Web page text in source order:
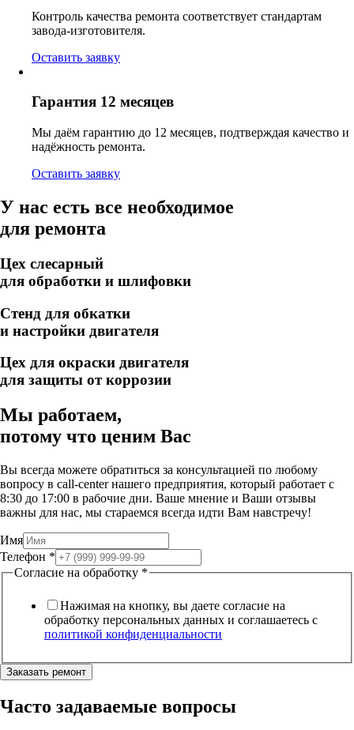
Контроль качества ремонта соответствует стандартам
завода-изготовителя.
Оставить заявку
Гарантия 12 месяцев
Мы даём гарантию до 12 месяцев, подтверждая качество и
надёжность ремонта.
Оставить заявку
У нас есть все необходимое
для ремонта
Цех слесарный
для обработки и шлифовки
Стенд для обкатки
и настройки двигателя
Цех для окраски двигателя
для защиты от коррозии
Мы работаем,
потому что ценим Вас
Вы всегда можете обратиться за консультацией по любому
вопросу в call-center нашего предприятия, который работает c
8:30 до 17:00 в рабочие дни. Ваше мнение и Ваши отзывы
важны для нас, мы стараемся всегда идти Вам навстречу!
Имя
Телефон *
Согласие на обработку *
Нажимая на кнопку, вы даете согласие на
обработку персональных данных и соглашаетесь c
политикой конфиденциальности
Заказать ремонт
Часто задаваемые вопросы